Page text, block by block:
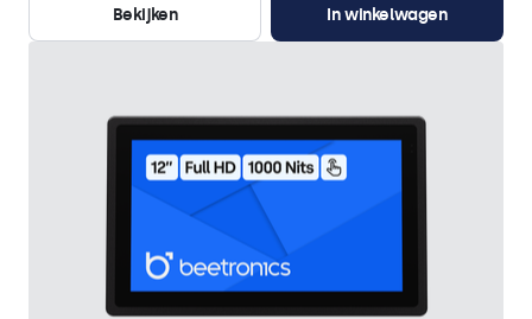
Bekijken
In winkelwagen